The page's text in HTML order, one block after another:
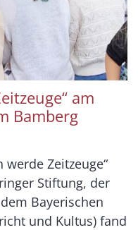
am
Bamberg
werde Zeitzeuge“
Stiftung, der
Bayerischen
und Kultus) fand